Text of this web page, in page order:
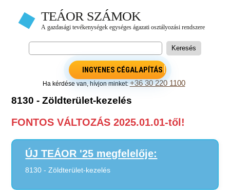
INGYENES CÉGALAPÍTÁS
Ha kérdése van, hívjon minket:+36 30 220 1100
8130 - Zöldterület-kezelés
FONTOS VÁLTOZÁS 2025.01.01-től!
ÚJ TEÁOR '25 megfelelője:
8130 - Zöldterület-kezelés